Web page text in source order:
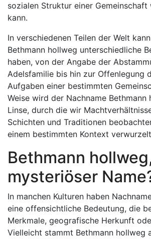
sozialen Struktur einer Gemeinschaft
kann.
In verschiedenen Teilen der Welt
Bethmann hollweg unterschiedliche
haben, von der Angabe der
Adelsfamilie bis hin zur Offenlegung
Aufgaben einer bestimmten
Weise wird der Nachname Bethmann
Linse, durch die wir
Schichten und Traditionen
einem bestimmten Kontext
Bethmann
mysteriöser
In manchen Kulturen haben
eine offensichtliche Bedeutung, die
Merkmale, geografische Herkunft
Vielleicht stammt Bethmann hollweg